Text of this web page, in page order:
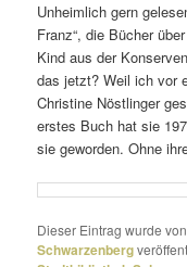
Unheimlich gern
Franz“, die Bücher
Kind aus der
das jetzt? Weil ich vor
Christine Nöstlinger
erstes Buch hat sie
sie geworden. Ohne
Dieser Eintrag wurde
Schwarzenberg